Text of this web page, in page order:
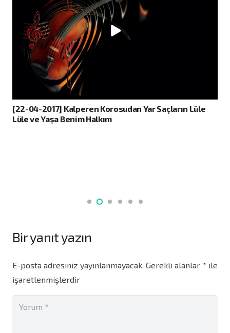
[22-04-2017] Kalperen Korosudan Yar Saçların Lüle
Lüle ve Yaşa Benim Halkım
Bir yanıt yazın
E-posta adresiniz yayınlanmayacak. Gerekli alanlar * ile
işaretlenmişlerdir